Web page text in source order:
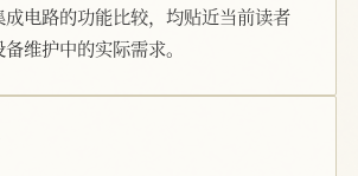
电路的功能比较，均贴近当前读者
维护中的实际需求。